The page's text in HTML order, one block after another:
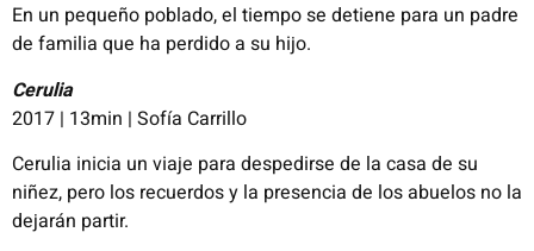
En un pequeño poblado, el tiempo se detiene para un padre
de familia que ha perdido a su hijo.
Cerulia
2017 | 13min | Sofía Carrillo
Cerulia inicia un viaje para despedirse de la casa de su
niñez, pero los recuerdos y la presencia de los abuelos no la
dejarán partir.